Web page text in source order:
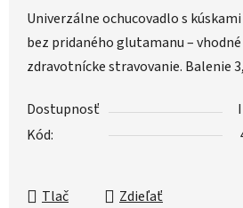
Univerzálne ochucovadlo s
bez pridaného glutamanu –
zdravotnícke stravovanie. Balenie
Dostupnosť
Kód:
Tlač Zdieľať